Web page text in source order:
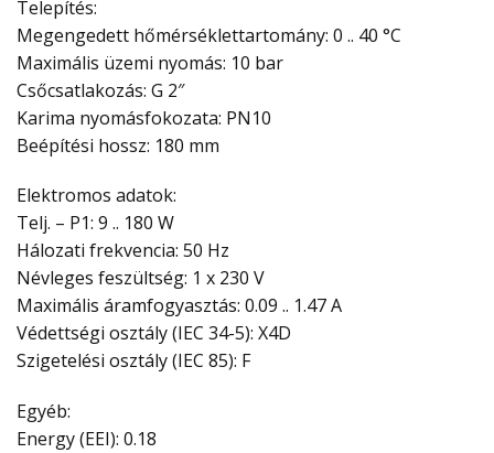
Telepítés:
Megengedett hőmérséklettartomány: 0 .. 40 °C
Maximális üzemi nyomás: 10 bar
Csőcsatlakozás: G 2″
Karima nyomásfokozata: PN10
Beépítési hossz: 180 mm
Elektromos adatok:
Telj. – P1: 9 .. 180 W
Hálozati frekvencia: 50 Hz
Névleges feszültség: 1 x 230 V
Maximális áramfogyasztás: 0.09 .. 1.47 A
Védettségi osztály (IEC 34-5): X4D
Szigetelési osztály (IEC 85): F
Egyéb:
Energy (EEI): 0.18